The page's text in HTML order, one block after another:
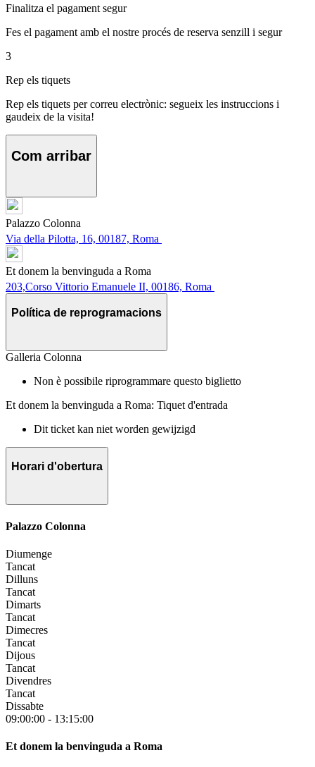
Finalitza el pagament segur
Fes el pagament amb el nostre procés de reserva senzill i segur
3
Rep els tiquets
Rep els tiquets per correu electrònic: segueix les instruccions i
gaudeix de la visita!
Com arribar
Palazzo Colonna
Via della Pilotta, 16, 00187, Roma
Et donem la benvinguda a Roma
203,Corso Vittorio Emanuele II, 00186, Roma
Política de reprogramacions
Galleria Colonna
Non è possibile riprogrammare questo biglietto
Et donem la benvinguda a Roma: Tiquet d'entrada
Dit ticket kan niet worden gewijzigd
Horari d'obertura
Palazzo Colonna
Diumenge
Tancat
Dilluns
Tancat
Dimarts
Tancat
Dimecres
Tancat
Dijous
Tancat
Divendres
Tancat
Dissabte
09:00:00 - 13:15:00
Et donem la benvinguda a Roma